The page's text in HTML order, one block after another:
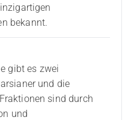
bekannt.
gibt es zwei
und die
sind durch
und